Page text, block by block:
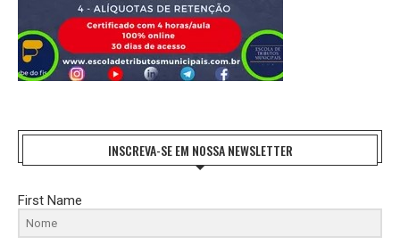
INSCREVA-SE EM NOSSA NEWSLETTER
First Name